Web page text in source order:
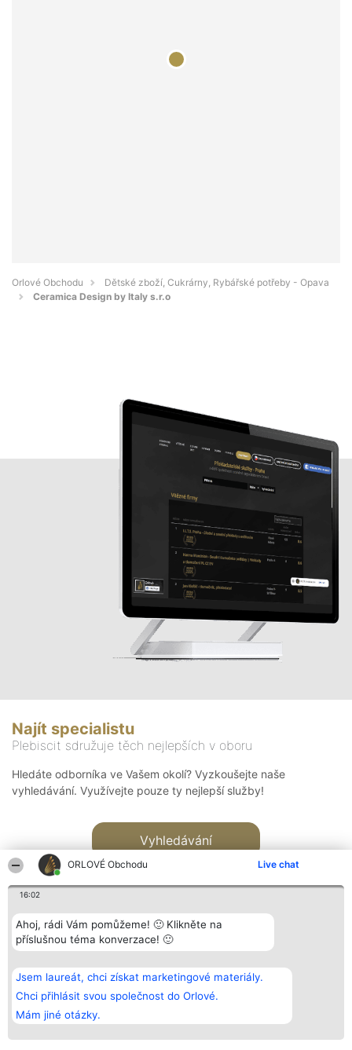
ORLOVÉ Obchodu Live chat
16:02
Ahoj, rádi Vám pomůžeme! 🙂 Klikněte na
příslušnou téma konverzace! 🙂
Jsem laureát, chci získat marketingové materiály.
Chci přihlásit svou společnost do Orlové.
Mám jiné otázky.
Orlové Obchodu
Dětské zboží, Cukrárny, Rybářské potřeby - Opava
Ceramica Design by Italy s.r.o
Najít specialistu
Plebiscit sdružuje těch nejlepších v oboru
Hledáte odborníka ve Vašem okolí? Vyzkoušejte naše
vyhledávání. Využívejte pouze ty nejlepší služby!
Vyhledávání
Bright Side Solutions sp. z o.
o. sp. k.
ul. Ruska 22
Wrocław 50-079
KRS 0000749100 | Regon
381313360 | NIP 8943132676
Vítězové
Seznam všech
laureátů
Zásady
Zásady
Kontakt